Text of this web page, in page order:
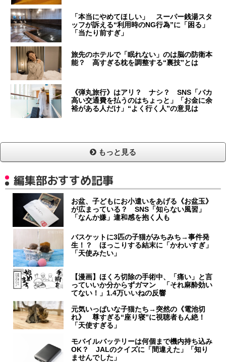
「本当にやめてほしい」 スーパー銭湯スタ
ッフが訴える“利用時のNG行為”に「困る」
「当たり前すぎ」
旅先のホテルで「眠れない」のは脳の防衛本
能？ 高すぎる枕を調整する“裏技”とは
《弾丸旅行》はアリ？ ナシ？ SNS「バカ
高い交通費を払うのはちょっと」「お金に余
裕がある人だけ」“よく行く人”の意見は
もっと見る
編集部おすすめ記事
お盆、子どもにお小遣いをあげる《お盆玉》
が広まっている？ SNS「知らない風習」
「なんか嫌」違和感を抱く人も
バスケットに3匹の子猫がみちみち→事件発
生！？ ほっこりする結末に「かわいすぎ」
「天使みたい」
【漫画】ほくろ切除の手術中、「痛い」と言
っていいか分からずガマン 「それ麻酔効い
てない！」1.4万いいねの反響
元気いっぱいな子猫たち→突然の《電池切
れ》 尊すぎる“座り寝”に視聴者もん絶！
「天使すぎる」
モバイルバッテリーは何個まで機内持ち込み
OK？ JALのクイズに「間違えた」「知り
ませんでした」